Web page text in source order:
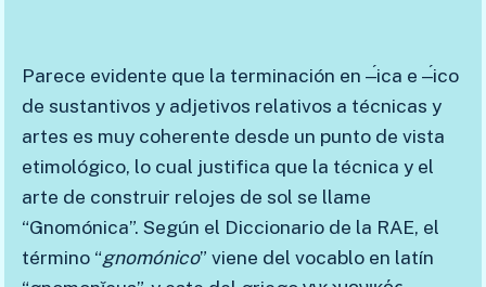
Parece evidente que la terminación en ‒́ica e ‒́ico
de sustantivos y adjetivos relativos a técnicas y
artes es muy coherente desde un punto de vista
etimológico, lo cual justifica que la técnica y el
arte de construir relojes de sol se llame
“Gnomónica”. Según el Diccionario de la RAE, el
término “gnomónico” viene del vocablo en latín